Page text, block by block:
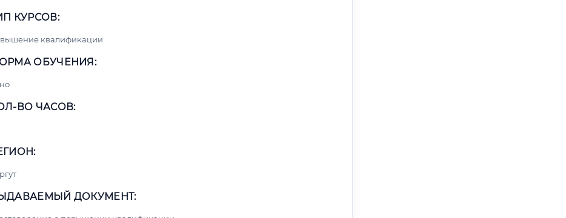
КУРСОВ:
квалификации
ОБУЧЕНИЯ:
ВО ЧАСОВ:
ДОКУМЕНТ: